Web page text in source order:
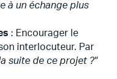
à un échange plus
: Encourager le
interlocuteur. Par
suite de ce projet ?"